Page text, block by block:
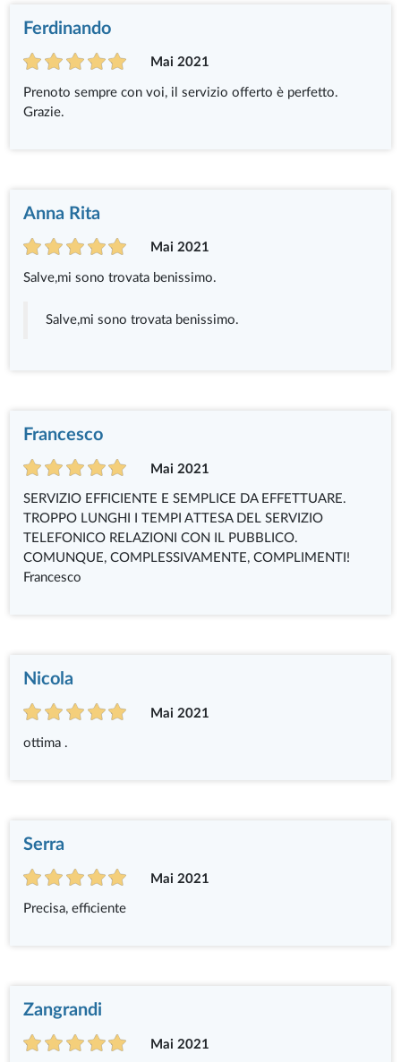
Ferdinando
Mai 2021
Prenoto sempre con voi, il servizio offerto è perfetto.
Grazie.
Anna Rita
Mai 2021
Salve,mi sono trovata benissimo.
Salve,mi sono trovata benissimo.
Francesco
Mai 2021
SERVIZIO EFFICIENTE E SEMPLICE DA EFFETTUARE.
TROPPO LUNGHI I TEMPI ATTESA DEL SERVIZIO
TELEFONICO RELAZIONI CON IL PUBBLICO.
COMUNQUE, COMPLESSIVAMENTE, COMPLIMENTI!
Francesco
Nicola
Mai 2021
ottima .
Serra
Mai 2021
Precisa, efficiente
Zangrandi
Mai 2021